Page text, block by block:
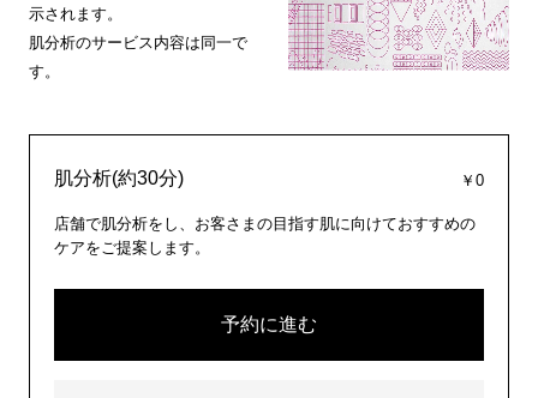
示されます。
肌分析のサービス内容は同一で
す。
肌分析(約30分) ￥0
店舗で肌分析をし、お客さまの目指す肌に向けておすすめの
ケアをご提案します。
予約に進む